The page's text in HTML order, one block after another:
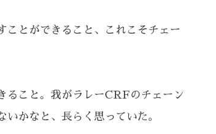
とができること、これこそチェー
こと。我がラレーCRFのチェーン
かなと、長らく思っていた。